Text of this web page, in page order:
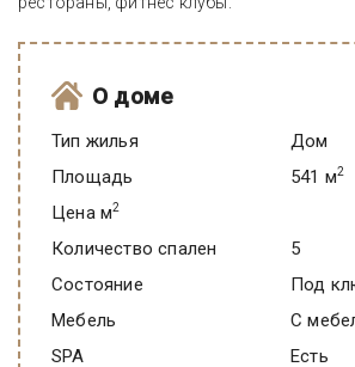
О доме
Тип жилья
Дом
Площадь
541 м2
Цена м2
Количество спален
5
Состояние
под
Мебель
C
SPA
есть